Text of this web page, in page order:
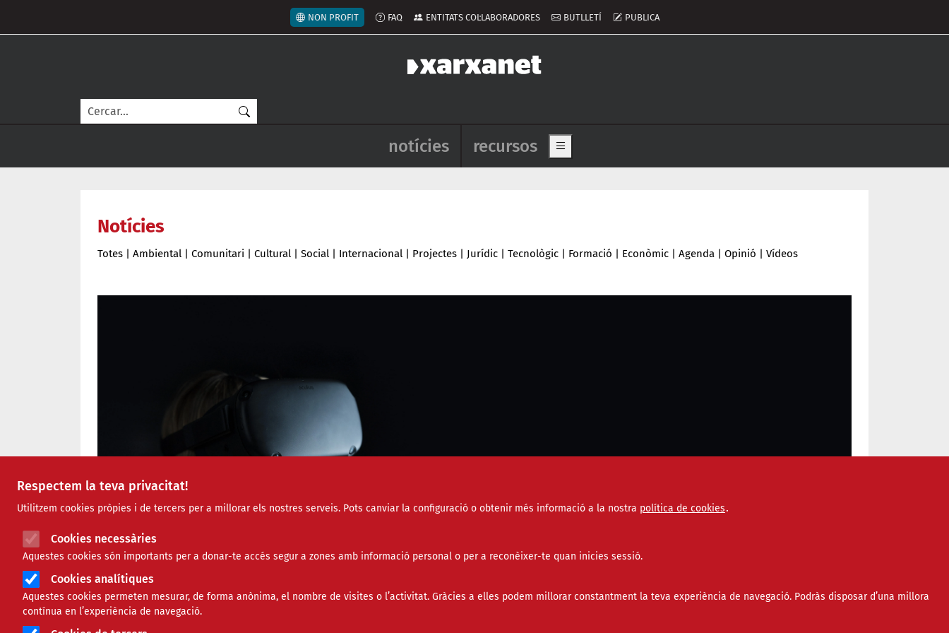
Respectem la teva privacitat!
Utilitzem cookies pròpies i de tercers per a millorar els nostres serveis. Pots canviar la configuració o obtenir més informació a la nostra política de cookies
Cookies necessàries
Aquestes cookies són importants per a donar-te accés segur a zones amb informació personal o per a reconèixer-te quan inicies sessió.
Cookies analítiques
Aquestes cookies permeten mesurar, de forma anònima, el nombre de visites o l’activitat. Gràcies a elles podem millorar constantment la teva experiència de navegació. Podràs disposar d’una millora
contínua en l’experiència de navegació.
Menú del compte d'usuari
NON PROFIT FAQ ENTITATS COL·LABORADORES BUTLLETÍ PUBLICA
Cerca
Navegació principal de l'encapçalament
notícies recursos Show main menu
Notícies
Totes | Ambiental | Comunitari | Cultural | Social | Internacional | Projectes | Jurídic | Tecnològic | Formació | Econòmic | Agenda | Opinió | Vídeos